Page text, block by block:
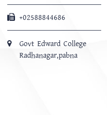
+02588844686
Govt Edward College
Radhanagar,pabna